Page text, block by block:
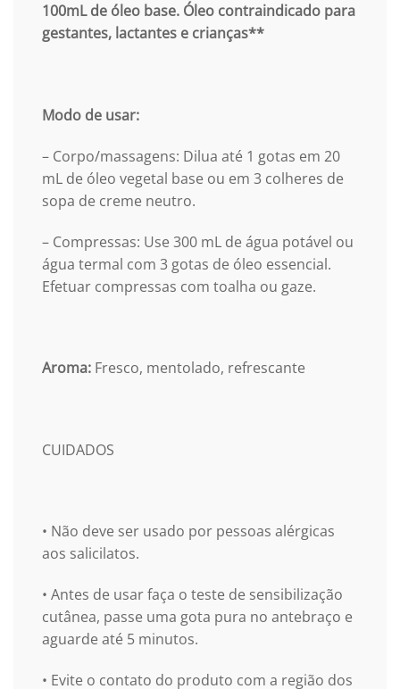
100mL de óleo base. Óleo contraindicado para
gestantes, lactantes e crianças**
Modo de usar:
– Corpo/massagens: Dilua até 1 gotas em 20
mL de óleo vegetal base ou em 3 colheres de
sopa de creme neutro.
– Compressas: Use 300 mL de água potável ou
água termal com 3 gotas de óleo essencial.
Efetuar compressas com toalha ou gaze.
Aroma: Fresco, mentolado, refrescante
CUIDADOS
• Não deve ser usado por pessoas alérgicas
aos salicilatos.
• Antes de usar faça o teste de sensibilização
cutânea, passe uma gota pura no antebraço e
aguarde até 5 minutos.
• Evite o contato do produto com a região dos